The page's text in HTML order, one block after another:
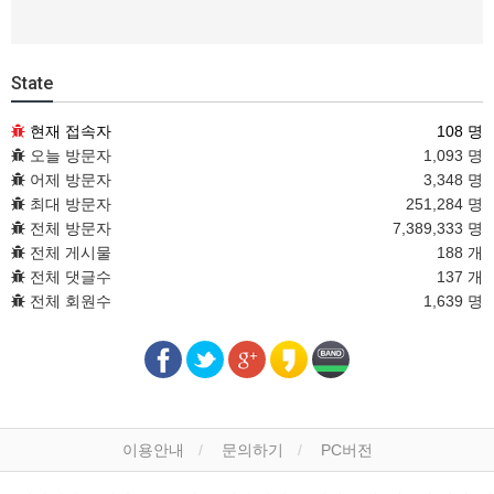
State
현재 접속자
108 명
오늘 방문자
1,093 명
어제 방문자
3,348 명
최대 방문자
251,284 명
전체 방문자
7,389,333 명
전체 게시물
188 개
전체 댓글수
137 개
전체 회원수
1,639 명
이용안내 문의하기 PC버전